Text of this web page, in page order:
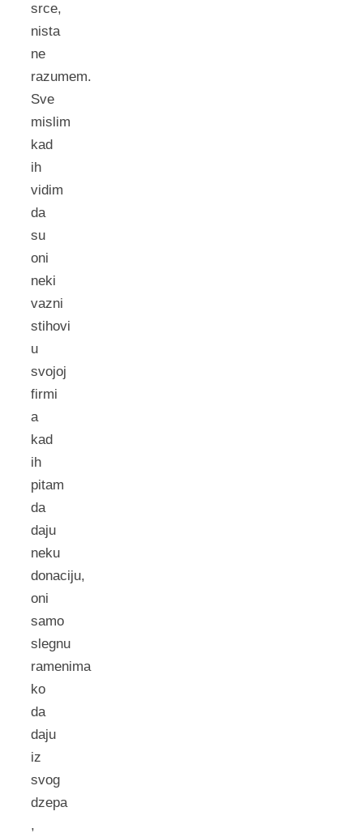
srce,
nista
ne
razumem.
Sve
mislim
kad
ih
vidim
da
su
oni
neki
vazni
stihovi
u
svojoj
firmi
a
kad
ih
pitam
da
daju
neku
donaciju,
oni
samo
slegnu
ramenima
ko
da
daju
iz
svog
dzepa
,